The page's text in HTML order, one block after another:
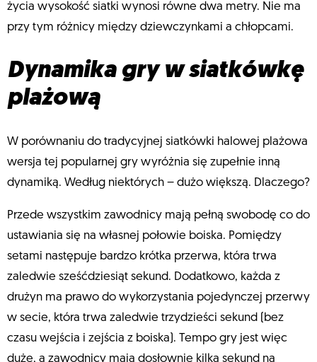
życia wysokość siatki wynosi równe dwa metry. Nie ma
przy tym różnicy między dziewczynkami a chłopcami.
Dynamika gry w siatkówkę
plażową
W porównaniu do tradycyjnej siatkówki halowej plażowa
wersja tej popularnej gry wyróżnia się zupełnie inną
dynamiką. Według niektórych – dużo większą. Dlaczego?
Przede wszystkim zawodnicy mają pełną swobodę co do
ustawiania się na własnej połowie boiska. Pomiędzy
setami następuje bardzo krótka przerwa, która trwa
zaledwie sześćdziesiąt sekund. Dodatkowo, każda z
drużyn ma prawo do wykorzystania pojedynczej przerwy
w secie, która trwa zaledwie trzydzieści sekund (bez
czasu wejścia i zejścia z boiska). Tempo gry jest więc
duże, a zawodnicy mają dosłownie kilka sekund na